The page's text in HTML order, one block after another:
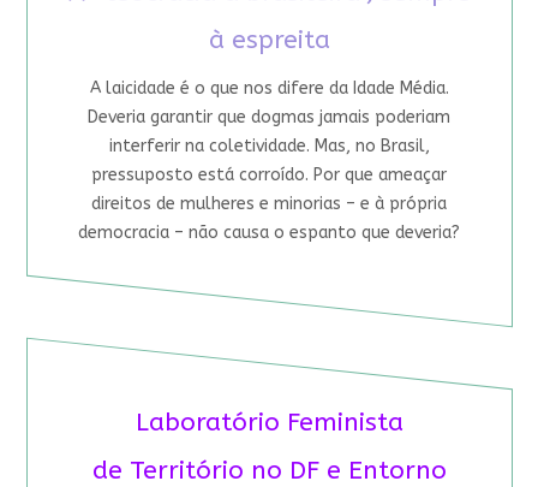
à espreita
A laicidade é o que nos difere da Idade Média.
Deveria garantir que dogmas jamais poderiam
interferir na coletividade. Mas, no Brasil,
pressuposto está corroído. Por que ameaçar
direitos de mulheres e minorias – e à própria
democracia – não causa o espanto que deveria?
Laboratório Feminista
de Território no DF e Entorno